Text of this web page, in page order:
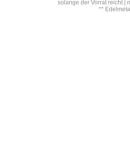
solange der Vorrat reicht |
**